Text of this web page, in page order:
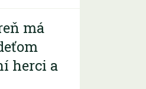
má
herci a